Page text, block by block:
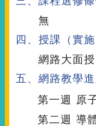
無
四、授課（實施
網路大面授
五、網路教學進
第一週
原
第二週
導